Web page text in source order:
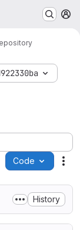
Code
History